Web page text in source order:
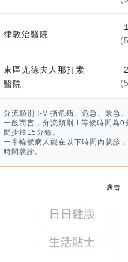
律敦治醫院
東區尤德夫人那打素
醫院
分流類別 I-V 指危殆、危急、緊急
一般而言，分流類別 I 等候時間為
間少於15分鐘。
一半輪候病人能在以下時間內就診
時間就診。
廣告